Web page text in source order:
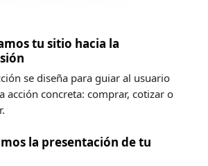
tu sitio hacia la
se diseña para guiar al usuario
acción concreta: comprar, cotizar o
la presentación de tu